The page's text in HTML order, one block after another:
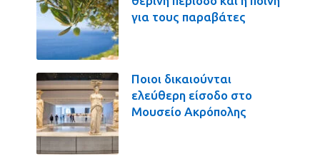
για τους παραβάτες
Ποιοι δικαιούνται
ελεύθερη είσοδο στο
Μουσείο Ακρόπολης